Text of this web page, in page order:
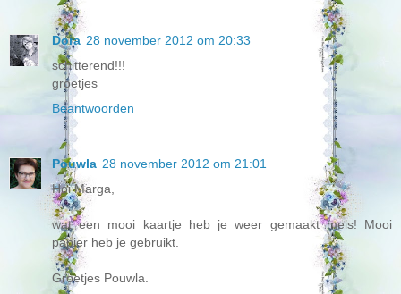
Dora 28 november 2012 om 20:33
schitterend!!!
groetjes
Beantwoorden
Pouwla 28 november 2012 om 21:01
Hoi Marga,
wat een mooi kaartje heb je weer gemaakt meis! Mooi
papier heb je gebruikt.
Groetjes Pouwla.